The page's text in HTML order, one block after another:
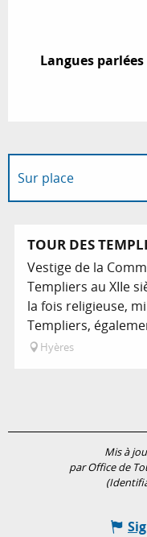
Langues parlées
Langues parlées
Sur place
TOUR DES
Vestige de la
Templiers au XIIe
la fois religieuse,
Templiers,
Hyères
Mis à
par Office de